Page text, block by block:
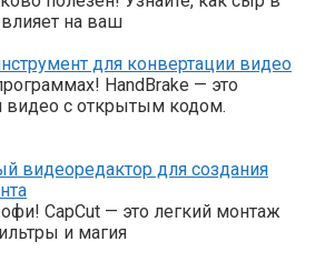
на ваш
для конвертации видео
HandBrake — это
видео с открытым кодом.
видеоредактор для создания
CapCut — это легкий монтаж
и магия